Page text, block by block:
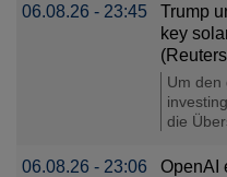
06.08.26 - 23:45
Trump
key
Um den
die
06.08.26 - 23:06
OpenAI